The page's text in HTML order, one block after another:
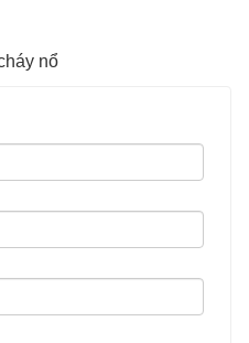
nổ